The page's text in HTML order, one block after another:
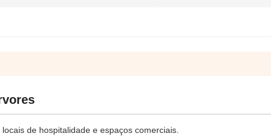
de hospitalidade e espaços comerciais.